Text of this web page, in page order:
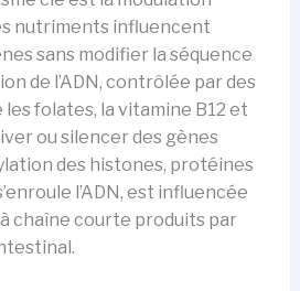
nutriments influencent
sans modifier la séquence
de l’ADN, contrôlée par des
folates, la vitamine B12 et
ou silencer des gènes
des histones, protéines
l’ADN, est influencée
chaîne courte produits par